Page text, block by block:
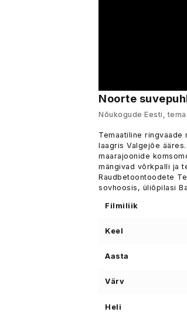
Noorte
Nõukogude Eesti,
Temaatiline ringvaade
laagris Valgejõe
maarajoonide
mängivad võrkpalli ja
Raudbetoontoodete
sovhoosis, üliõpilasi
Filmiliik
Keel
Aasta
Värv
Heli